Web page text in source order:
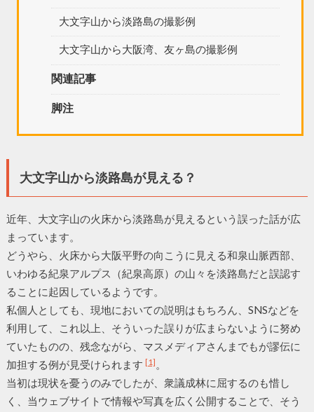
大文字山から淡路島の撮影例
大文字山から大阪湾、友ヶ島の撮影例
関連記事
脚注
大文字山から淡路島が見える？
近年、大文字山の火床から淡路島が見えるという誤った話が広
まっています。
どうやら、火床から大阪平野の向こうに見える和泉山脈西部、
いわゆる紀泉アルプス（紀泉高原）の山々を淡路島だと誤認す
ることに起因しているようです。
私個人としても、現地においての説明はもちろん、SNSなどを
利用して、これ以上、そういった誤りが広まらないように努め
ていたものの、残念ながら、マスメディアさんまでもが謬伝に
加担する例が見受けられます [1] 。
当初は現状を憂うのみでしたが、衆議成林に屈するのも惜し
く、当ウェブサイトで情報や写真を広く公開することで、そう